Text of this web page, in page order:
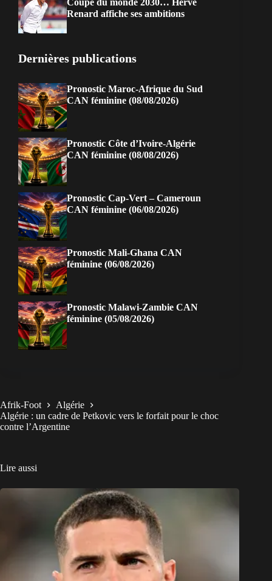
Coupe du monde 2030… Hervé
Renard affiche ses ambitions
Dernières publications
Pronostic Maroc-Afrique du Sud
CAN féminine (08/08/2026)
Pronostic Côte d’Ivoire-Algérie
CAN féminine (08/08/2026)
Pronostic Cap-Vert – Cameroun
CAN féminine (06/08/2026)
Pronostic Mali-Ghana CAN
féminine (06/08/2026)
Pronostic Malawi-Zambie CAN
féminine (05/08/2026)
Afrik-Foot
Algérie
Algérie : un cadre de Petkovic vers le forfait pour le choc
contre l’Argentine
Lire aussi